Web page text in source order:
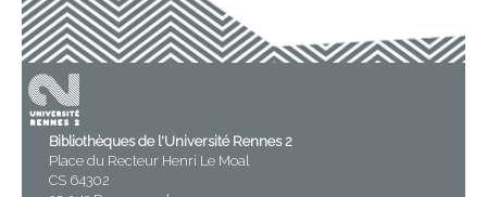
Bibliothèques de l'Université Rennes 2
Place du Recteur Henri Le Moal
CS 64302